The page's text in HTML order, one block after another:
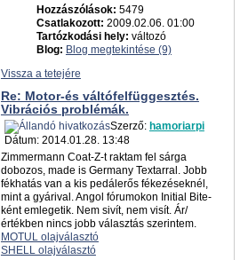
Hozzászólások: 5479
Csatlakozott: 2009.02.06. 01:00
Tartózkodási hely: változó
Blog: Blog megtekintése (9)
Vissza a tetejére
Re: Motor-és váltófelfüggesztés.
Vibrációs problémák.
Szerző: hamoriarpi
Dátum: 2014.01.28. 13:48
Zimmermann Coat-Z-t raktam fel sárga
dobozos, made is Germany Textarral. Jobb
fékhatás van a kis pedálerős fékezéseknél,
mint a gyárival. Angol fórumokon Initial Bite-
ként emlegetik. Nem sivít, nem visít. Ár/
értékben nincs jobb választás szerintem.
MOTUL olajválasztó
SHELL olajválasztó